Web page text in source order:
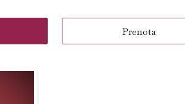
Prenota